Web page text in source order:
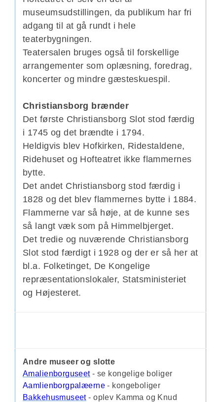
museumsudstillingen, da publikum har fri
adgang til at gå rundt i hele
teaterbygningen.
Teatersalen bruges også til forskellige
arrangementer som oplæsning, foredrag,
koncerter og mindre gæsteskuespil.
Christiansborg brænder
Det første Christiansborg Slot stod færdig
i 1745 og det brændte i 1794.
Heldigvis blev Hofkirken, Ridestaldene,
Ridehuset og Hofteatret ikke flammernes
bytte.
Det andet Christiansborg stod færdig i
1828 og det blev flammernes bytte i 1884.
Flammerne var så høje, at de kunne ses
så langt væk som på Himmelbjerget.
Det tredie og nuværende Christiansborg
Slot stod færdigt i 1928 og der er så her at
bl.a. Folketinget, De Kongelige
repræsentationslokaler, Statsministeriet
og Højesteret.
Andre museer og slotte
Amalienborguseet- se kongelige boliger
Aamlienborgpalæerne- kongeboliger
Bakkehusmuseet- oplev Kamma og Knud